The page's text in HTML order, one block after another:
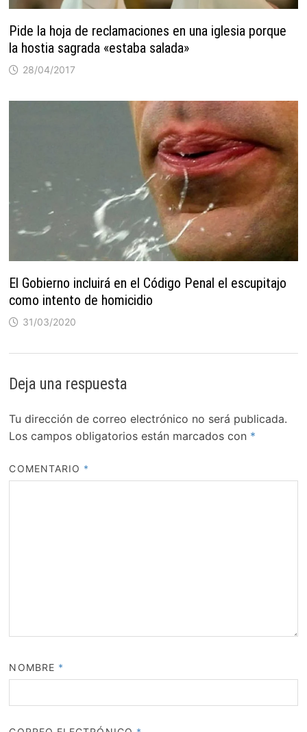
Pide la hoja de reclamaciones en una iglesia porque
la hostia sagrada «estaba salada»
28/04/2017
El Gobierno incluirá en el Código Penal el escupitajo
como intento de homicidio
31/03/2020
Deja una respuesta
Tu dirección de correo electrónico no será publicada.
Los campos obligatorios están marcados con *
COMENTARIO *
NOMBRE *